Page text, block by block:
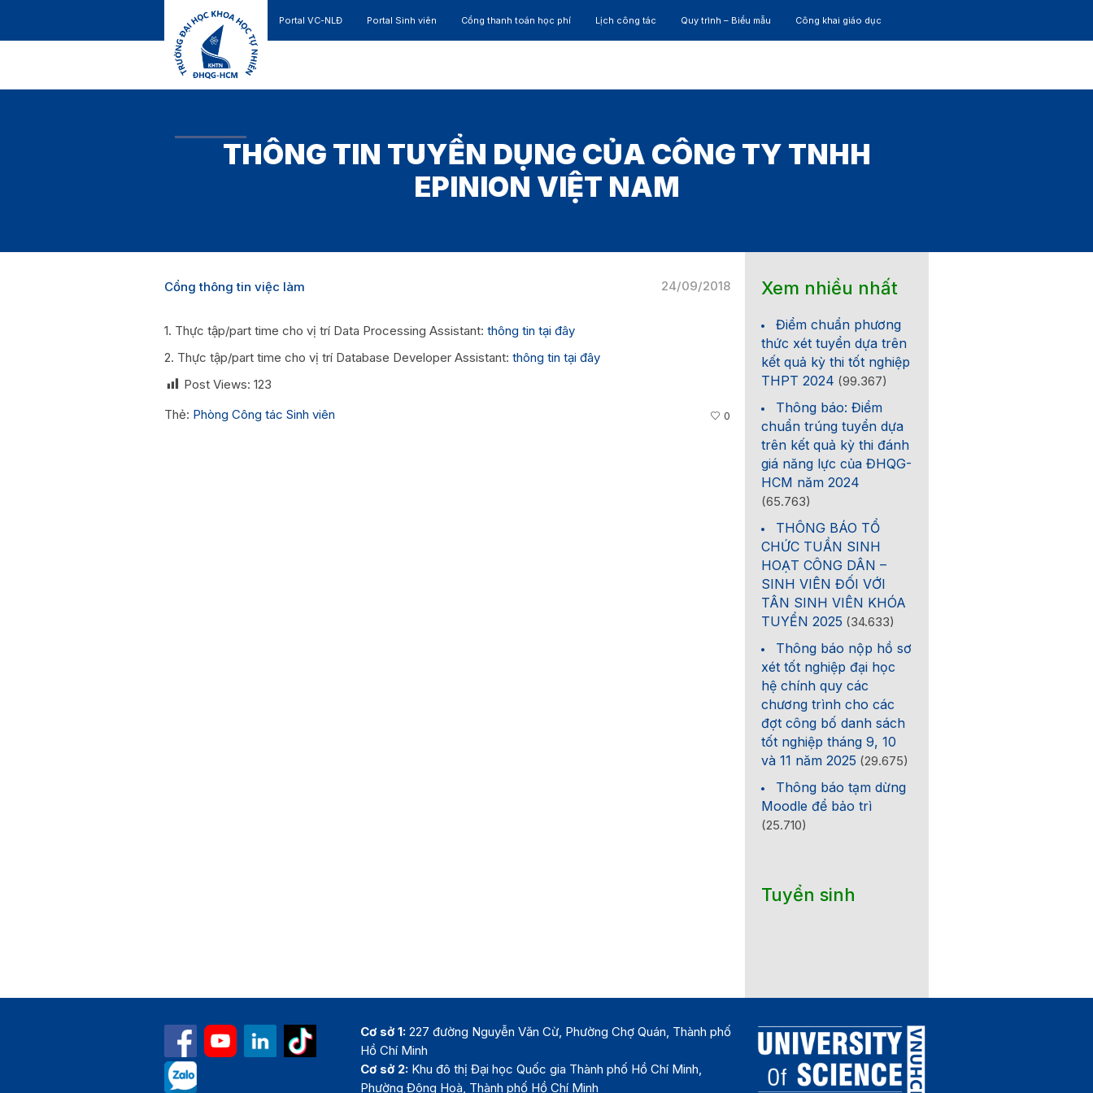
Portal VC-NLĐ Portal Sinh viên Cổng thanh toán học phí Lịch công tác Quy trình – Biểu mẫu Công khai giáo dục
THÔNG TIN TUYỂN DỤNG CỦA CÔNG TY TNHH
EPINION VIỆT NAM
24/09/2018
Cổng thông tin việc làm
1. Thực tập/part time cho vị trí Data Processing Assistant: thông tin tại đây
2. Thực tập/part time cho vị trí Database Developer Assistant: thông tin tại đây
Post Views: 123
Thẻ: Phòng Công tác Sinh viên 0
Xem nhiều nhất
Điểm chuẩn phương
thức xét tuyển dựa trên
kết quả kỳ thi tốt nghiệp
THPT 2024 (99.367)
Thông báo: Điểm
chuẩn trúng tuyển dựa
trên kết quả kỳ thi đánh
giá năng lực của ĐHQG-
HCM năm 2024
(65.763)
THÔNG BÁO TỔ
CHỨC TUẦN SINH
HOẠT CÔNG DÂN –
SINH VIÊN ĐỐI VỚI
TÂN SINH VIÊN KHÓA
TUYỂN 2025 (34.633)
Thông báo nộp hồ sơ
xét tốt nghiệp đại học
hệ chính quy các
chương trình cho các
đợt công bố danh sách
tốt nghiệp tháng 9, 10
và 11 năm 2025 (29.675)
Thông báo tạm dừng
Moodle để bảo trì
(25.710)
Tuyển sinh
Cơ sở 1: 227 đường Nguyễn Văn Cừ, Phường Chợ Quán, Thành phố
Hồ Chí Minh
Cơ sở 2: Khu đô thị Đại học Quốc gia Thành phố Hồ Chí Minh,
Phường Đông Hoà, Thành phố Hồ Chí Minh